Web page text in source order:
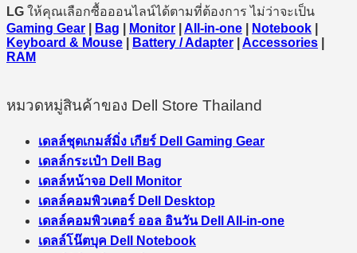
LG ให้คุณเลือกซื้อออนไลน์ได้ตามที่ต้องการ ไม่ว่าจะเป็น
Gaming Gear
Bag Monitor All-in-one Notebook
Keyboard & Mouse
Battery / Adapter Accessories
RAM
หมวดหมู่สินค้าของ Dell Store Thailand
เดลล์ชุดเกมส์มิ่ง เกียร์ Dell Gaming Gear
เดลล์กระเป๋า Dell Bag
เดลล์หน้าจอ Dell Monitor
เดลล์คอมพิวเตอร์ Dell Desktop
เดลล์คอมพิวเตอร์ ออล อินวัน Dell All-in-one
เดลล์โน๊ตบุค Dell Notebook